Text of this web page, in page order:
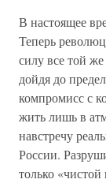
В настоящее
Теперь
силу все той
дойдя до
компромисс с
жить лишь в
навстречу
России.
только